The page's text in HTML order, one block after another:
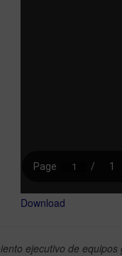
Download
ejecutivo de